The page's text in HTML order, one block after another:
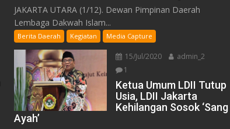
JAKARTA UTARA (1/12). Dewan Pimpinan Daerah
Lembaga Dakwah Islam...
Berita Daerah Kegiatan Media Capture
15/Jul/2020
admin_2
1
Ketua Umum LDII Tutup
Usia, LDII Jakarta
Kehilangan Sosok ‘Sang
Ayah’